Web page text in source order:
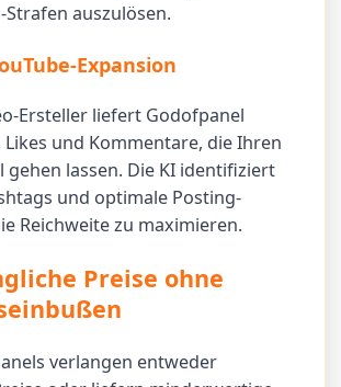
auszulösen.
Expansion
Ersteller liefert Godofpanel
Likes und Kommentare, die Ihren
gehen lassen. Die KI identifiziert
und optimale Posting-
Reichweite zu maximieren.
Preise ohne
verlangen entweder